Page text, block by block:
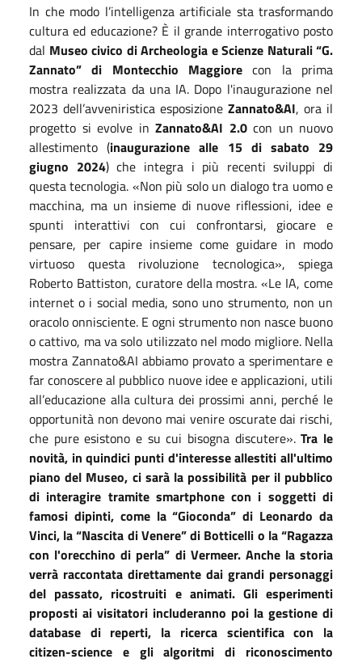
In che modo l’intelligenza artificiale sta trasformando
cultura ed educazione? È il grande interrogativo posto
dal Museo civico di Archeologia e Scienze Naturali “G.
Zannato” di Montecchio Maggiore con la prima
mostra realizzata da una IA. Dopo l'inaugurazione nel
2023 dell’avveniristica esposizione Zannato&AI, ora il
progetto si evolve in Zannato&AI 2.0con un nuovo
allestimento (inaugurazione alle 15 di sabato 29
giugno 2024) che integra i più recenti sviluppi di
questa tecnologia. «Non più solo un dialogo tra uomo e
macchina, ma un insieme di nuove riflessioni, idee e
spunti interattivi con cui confrontarsi, giocare e
pensare, per capire insieme come guidare in modo
virtuoso questa rivoluzione tecnologica», spiega
Roberto Battiston, curatore della mostra. «Le IA, come
internet o i social media, sono uno strumento, non un
oracolo onnisciente. E ogni strumento non nasce buono
o cattivo, ma va solo utilizzato nel modo migliore. Nella
mostra Zannato&AI abbiamo provato a sperimentare e
far conoscere al pubblico nuove idee e applicazioni, utili
all’educazione alla cultura dei prossimi anni, perché le
opportunità non devono mai venire oscurate dai rischi,
che pure esistono e su cui bisogna discutere».Tra le
novità, in quindici punti d'interesse allestiti all'ultimo
piano del Museo, ci sarà la possibilità per il pubblico
di interagire tramite smartphone con i soggetti di
famosi dipinti, come la “Gioconda” di Leonardo da
Vinci, la “Nascita di Venere” di Botticelli o la “Ragazza
con l'orecchino di perla” di Vermeer. Anche la storia
verrà raccontata direttamente dai grandi personaggi
del passato, ricostruiti e animati. Gli esperimenti
proposti ai visitatori includeranno poi la gestione di
database di reperti, la ricerca scientifica con la
citizen-science e gli algoritmi di riconoscimento